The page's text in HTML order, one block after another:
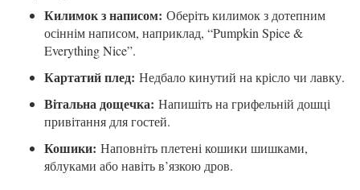
Килимок з написом: Оберіть килимок з дотепним
осіннім написом, наприклад, “Pumpkin Spice &
Everything Nice”.
Картатий плед: Недбало кинутий на крісло чи лавку.
Вітальна дощечка: Напишіть на грифельній дошці
привітання для гостей.
Кошики: Наповніть плетені кошики шишками,
яблуками або навіть в’язкою дров.